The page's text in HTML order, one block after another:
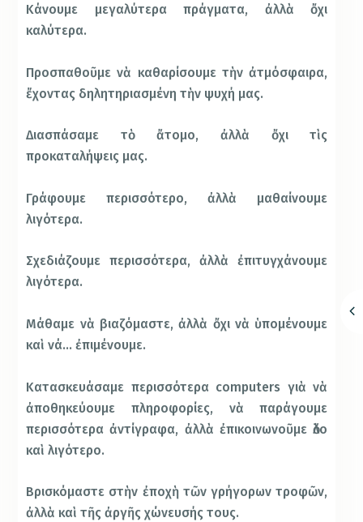
Κάνουμε μεγαλύτερα πράγματα, ἀλλὰ ὄχι
καλύτερα.
Προσπαθοῦμε νὰ καθαρίσουμε τὴν ἀτμόσφαιρα,
ἔχοντας δηλητηριασμένη τὴν ψυχή μας.
Διασπάσαμε τὸ ἄτομο, ἀλλὰ ὄχι τὶς
προκαταλήψεις μας.
Γράφουμε περισσότερο, ἀλλὰ μαθαίνουμε
λιγότερα.
Σχεδιάζουμε περισσότερα, ἀλλὰ ἐπιτυγχάνουμε
λιγότερα.
Μάθαμε νὰ βιαζόμαστε, ἀλλὰ ὄχι νὰ ὑπομένουμε
καὶ νά… ἐπιμένουμε.
Κατασκευάσαμε περισσότερα computers γιὰ νὰ
ἀποθηκεύουμε πληροφορίες, νὰ παράγουμε
περισσότερα ἀντίγραφα, ἀλλὰ ἐπικοινωνοῦμε ὅλο
καὶ λιγότερο.
Βρισκόμαστε στὴν ἐποχὴ τῶν γρήγορων τροφῶν,
ἀλλὰ καὶ τῆς ἀργῆς χώνευσής τους.